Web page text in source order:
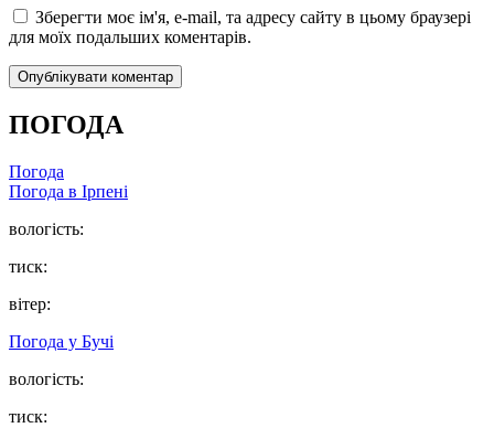
Зберегти моє ім'я, e-mail, та адресу сайту в цьому браузері
для моїх подальших коментарів.
ПОГОДА
Погода
Погода в Ірпені
вологість:
тиск:
вітер:
Погода у Бучі
вологість:
тиск: